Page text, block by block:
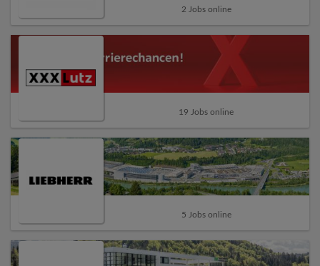
2 Jobs online
19 Jobs online
5 Jobs online